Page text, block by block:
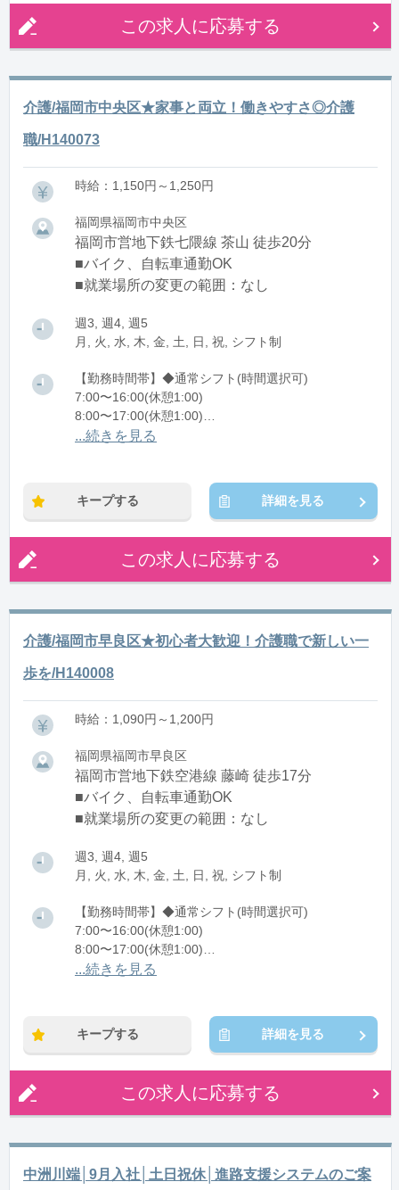
この求人に応募する
介護/福岡市中央区★家事と両立！働きやすさ◎介護
職/H140073
時給：1,150円～1,250円
福岡県福岡市中央区
福岡市営地下鉄七隈線 茶山 徒歩20分
■バイク、自転車通勤OK
■就業場所の変更の範囲：なし
週3, 週4, 週5
月, 火, 水, 木, 金, 土, 日, 祝, シフト制
【勤務時間帯】◆通常シフト(時間選択可)
7:00〜16:00(休憩1:00)
8:00〜17:00(休憩1:00)
12:00〜21:00(休憩1:00)
...続きを見る
キープする 詳細を見る
この求人に応募する
介護/福岡市早良区★初心者大歓迎！介護職で新しい一
歩を/H140008
時給：1,090円～1,200円
福岡県福岡市早良区
福岡市営地下鉄空港線 藤崎 徒歩17分
■バイク、自転車通勤OK
■就業場所の変更の範囲：なし
週3, 週4, 週5
月, 火, 水, 木, 金, 土, 日, 祝, シフト制
【勤務時間帯】◆通常シフト(時間選択可)
7:00〜16:00(休憩1:00)
8:00〜17:00(休憩1:00)
12:00〜21:00(休憩1:00)
...続きを見る
キープする 詳細を見る
この求人に応募する
中洲川端│9月入社│土日祝休│進路支援システムのご案